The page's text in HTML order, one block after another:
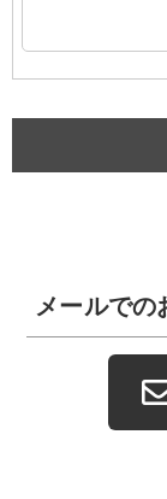
メールでの